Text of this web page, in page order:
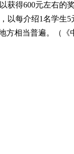
获得600元左右的
以每介绍1名学生
方相当普遍。（《